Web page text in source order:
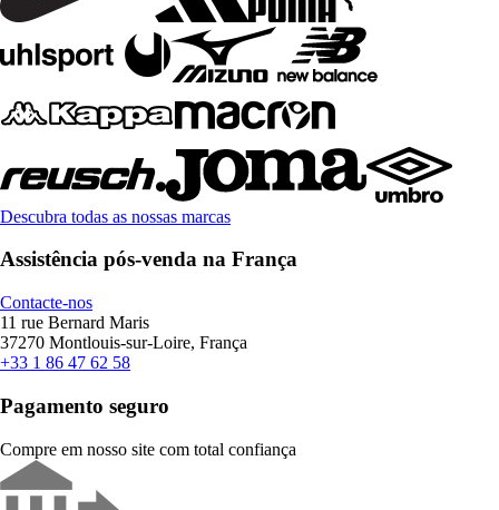
Descubra todas as nossas marcas
Assistência pós-venda na França
Contacte-nos
11 rue Bernard Maris
37270 Montlouis-sur-Loire, França
+33 1 86 47 62 58
Pagamento seguro
Compre em nosso site com total confiança